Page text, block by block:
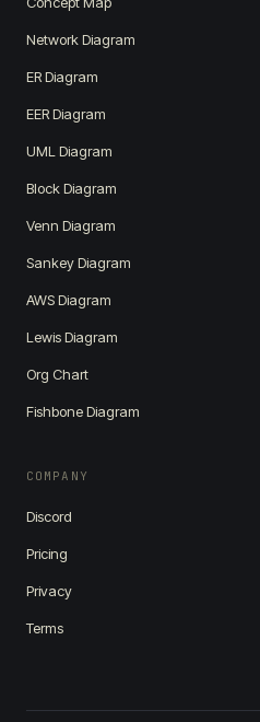
Network Diagram
ER Diagram
EER Diagram
UML Diagram
Block Diagram
Venn Diagram
Sankey Diagram
AWS Diagram
Lewis Diagram
Org Chart
Fishbone Diagram
COMPANY
Discord
Pricing
Privacy
Terms